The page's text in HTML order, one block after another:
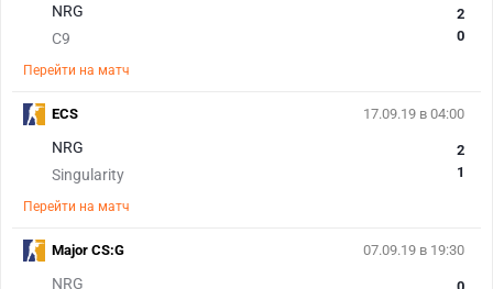
NRG
C9
2
0
Перейти на матч
17.09.19 в 04:00
NRG
Singularity
2
1
Перейти на матч
ECS
07.09.19 в 19:30
NRG 0
Major CS:G